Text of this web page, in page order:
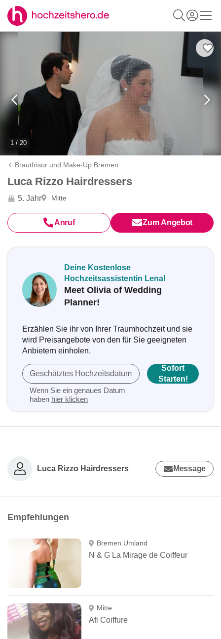
1 / 20
Brautfrisur und Make-Up Bremen
Luca Rizzo Hairdressers
5. Jahr Mitte
Anruf Zum Angebot
Deine Kostenlose
Hochzeitsassistentin Lena!
Meet Olivia of Wedding
Planner!
Erzählen Sie ihr von Ihrer Traumhochzeit und sie
wird Preisangebote von den für Sie geeigneten
Anbietern einholen.
Geschätztes Hochzeitsdatum
Wenn Sie ein genaues Datum
haben hier klicken
Sofort
Starten!
Luca Rizzo Hairdressers Message
Empfehlungen
Bremen Umland
N & G La Mirage de Coiffeur
Mitte
Afi Coiffure